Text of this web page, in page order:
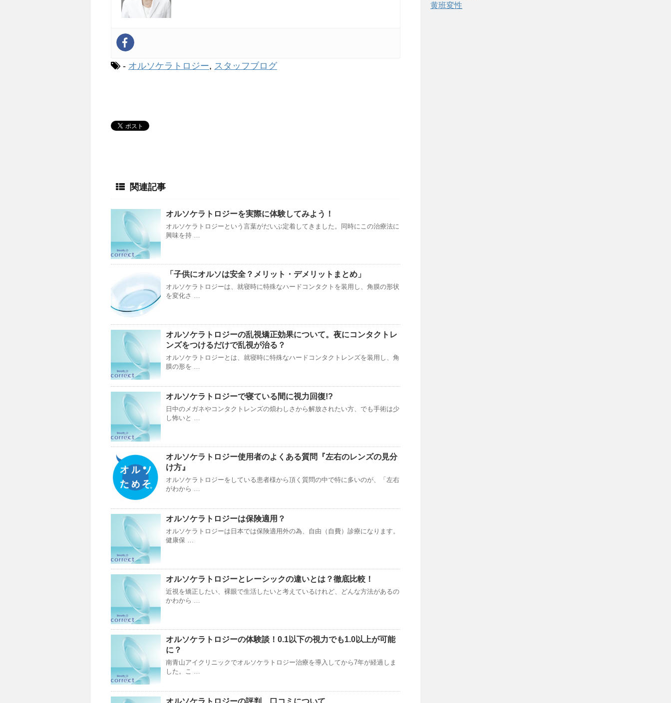
- オルソケラトロジー, スタッフブログ
関連記事
オルソケラトロジーを実際に体験してみよう！
オルソケラトロジーという言葉がだいぶ定着してきました。同時にこの治療法に
興味を持 …
「子供にオルソは安全？メリット・デメリットまとめ」
オルソケラトロジーは、就寝時に特殊なハードコンタクトを装用し、角膜の形状
を変化さ …
オルソケラトロジーの乱視矯正効果について。夜にコンタクトレ
ンズをつけるだけで乱視が治る？
オルソケラトロジーとは、就寝時に特殊なハードコンタクトレンズを装用し、角
膜の形を …
オルソケラトロジーで寝ている間に視力回復!?
日中のメガネやコンタクトレンズの煩わしさから解放されたい方、でも手術は少
し怖いと …
オルソケラトロジー使用者のよくある質問『左右のレンズの見分
け方』
オルソケラトロジーをしている患者様から頂く質問の中で特に多いのが、「左右
がわから …
オルソケラトロジーは保険適用？
オルソケラトロジーは日本では保険適用外の為、自由（自費）診療になります。
健康保 …
オルソケラトロジーとレーシックの違いとは？徹底比較！
近視を矯正したい、裸眼で生活したいと考えているけれど、どんな方法があるの
かわから …
オルソケラトロジーの体験談！0.1以下の視力でも1.0以上が可能
に？
南青山アイクリニックでオルソケラトロジー治療を導入してから7年が経過しま
した。こ …
黄班変性